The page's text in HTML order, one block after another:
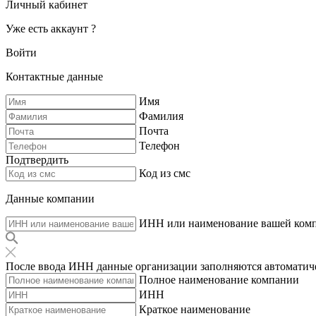
Личный кабинет
Уже есть аккаунт ?
Войти
Контактные данные
Имя
Фамилия
Почта
Телефон
Подтвердить
Код из смс
Данные компании
ИНН или наименование вашей
После ввода ИНН данные организации заполняются
Полное наименование компании
ИНН
Краткое наименование